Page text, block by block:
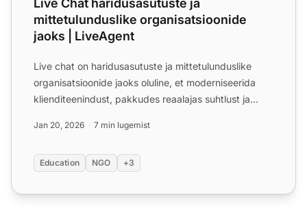
Live Chat haridusasutuste ja
mittetulunduslike organisatsioonide
jaoks | LiveAgent
Live chat on haridusasutuste ja mittetulunduslike
organisatsioonide jaoks oluline, et moderniseerida
klienditeenindust, pakkudes reaalajas suhtlust ja
Jan 20, 2026 7 min lugemist
Education NGO +3